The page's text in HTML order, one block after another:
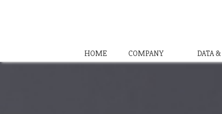
HOME COMPANY DATA